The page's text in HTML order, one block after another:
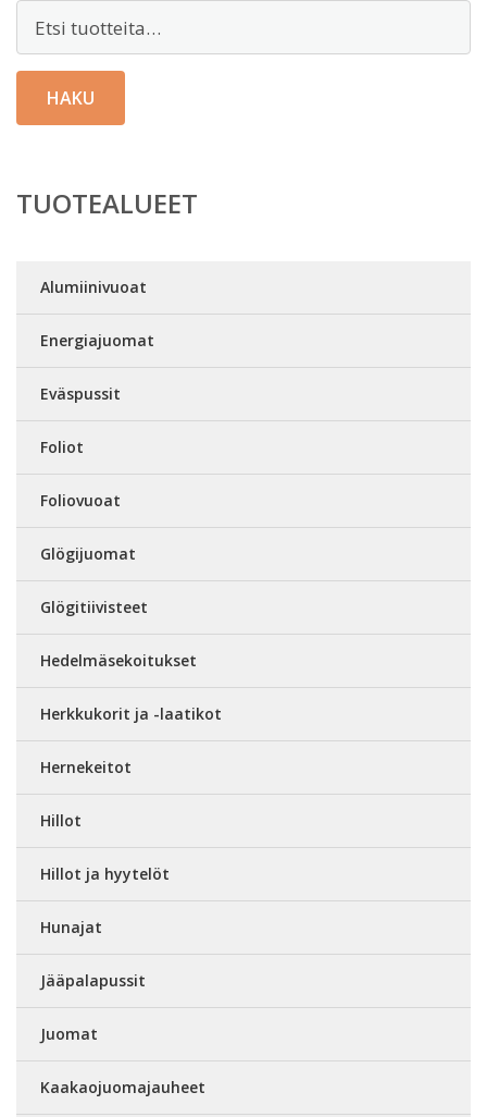
HAKU
TUOTEALUEET
Alumiinivuoat
Energiajuomat
Eväspussit
Foliot
Foliovuoat
Glögijuomat
Glögitiivisteet
Hedelmäsekoitukset
Herkkukorit ja -laatikot
Hernekeitot
Hillot
Hillot ja hyytelöt
Hunajat
Jääpalapussit
Juomat
Kaakaojuomajauheet